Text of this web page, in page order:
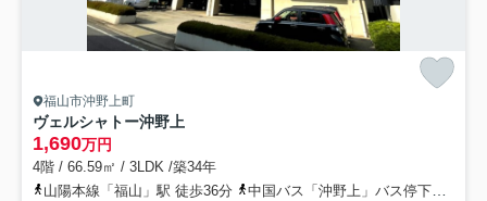
福山市沖野上町
ヴェルシャトー沖野上
1,690万円
4階 / 66.59㎡ / 3LDK /築34年
山陽本線「福山」駅 徒歩36分
中国バス「沖野上」バス停下車 徒歩3分